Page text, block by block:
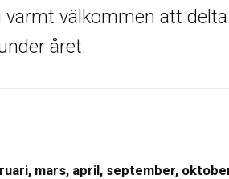
varmt välkommen att
året.
mars, april, september,